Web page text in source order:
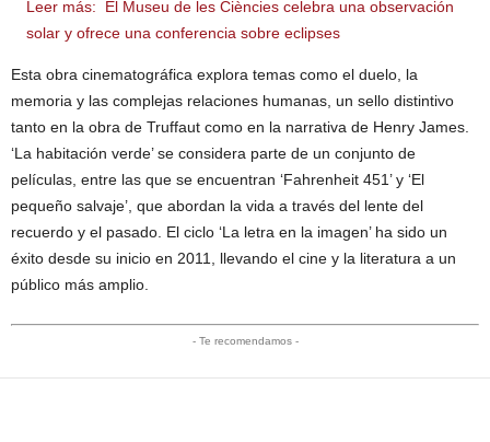
Leer más:
El Museu de les Ciències celebra una observación
solar y ofrece una conferencia sobre eclipses
Esta obra cinematográfica explora temas como el duelo, la
memoria y las complejas relaciones humanas, un sello distintivo
tanto en la obra de Truffaut como en la narrativa de Henry James.
‘La habitación verde’ se considera parte de un conjunto de
películas, entre las que se encuentran ‘Fahrenheit 451’ y ‘El
pequeño salvaje’, que abordan la vida a través del lente del
recuerdo y el pasado. El ciclo ‘La letra en la imagen’ ha sido un
éxito desde su inicio en 2011, llevando el cine y la literatura a un
público más amplio.
- Te recomendamos -